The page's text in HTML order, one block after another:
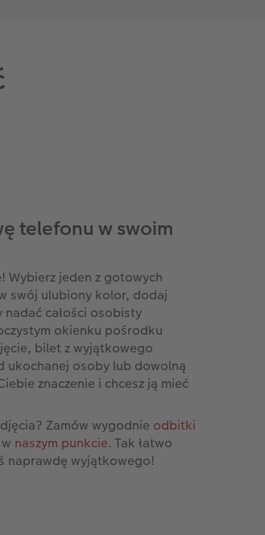
telefonu w swoim
Wybierz jeden z gotowych
swój ulubiony kolor, dodaj
całości osobisty
okienku pośrodku
bilet z wyjątkowego
ukochanej osoby lub dowolną
znaczenie i chcesz ją mieć
Zamów wygodnie odbitki
naszym punkcie. Tak łatwo
naprawdę wyjątkowego!